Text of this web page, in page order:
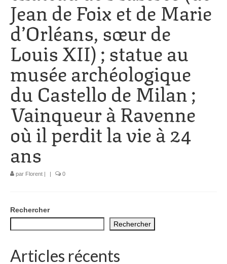
Catharisme
Dates ariégeoises
1002 à 1298
1302 à 1499
1505 à 1589
1701 à 1798
1800 à 1899
1901 à 1948
Diocèses et évêques
Histoire Générale du Languedoc
HGL: 498 à 1095
Jean de Foix et de Marie
d’Orléans, sœur de
Louis XII) ; statue au
musée archéologique
du Castello de Milan ;
Vainqueur à Ravenne
où il perdit la vie à 24
ans
par Florent | | 0
Rechercher
Rechercher
Articles récents